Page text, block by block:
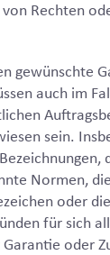
Rechten
gewünschte
auch im
sein.
Normen,
oder
für sich
oder